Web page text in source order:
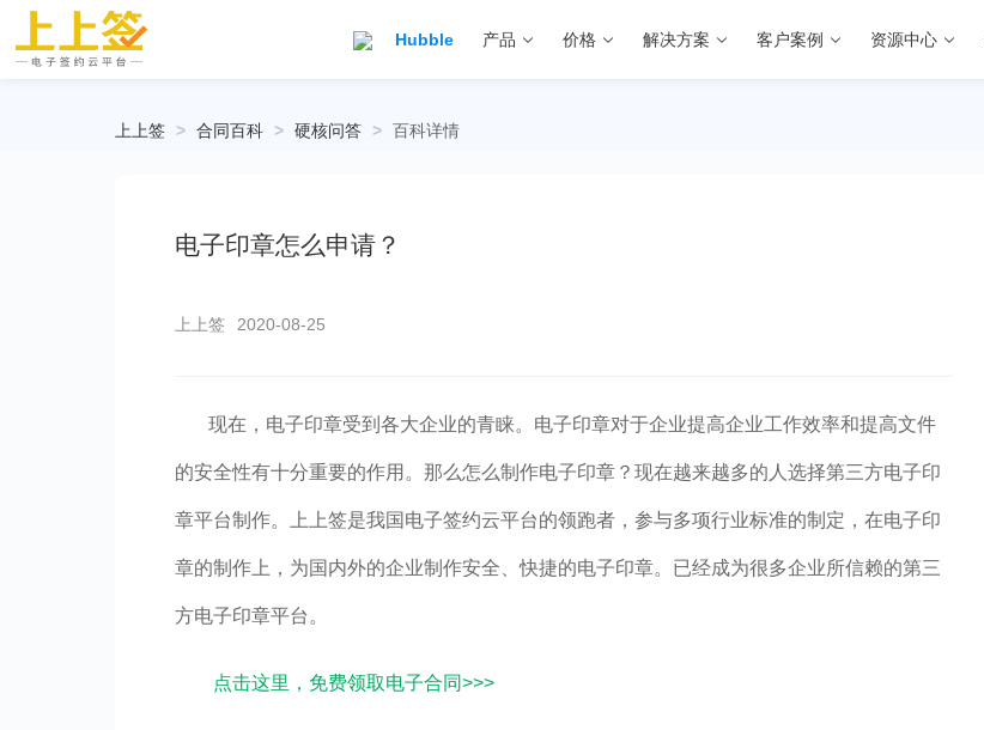
Hubble 产品 价格 解决方案 客户案例 资源中心
上上签 > 合同百科 > 硬核问答 > 百科详情
电子印章怎么申请？
上上签 2020-08-25
现在，电子印章受到各大企业的青睐。电子印章对于企业提高企业工作效率和提高文件
的安全性有十分重要的作用。那么怎么制作电子印章？现在越来越多的人选择第三方电子印
章平台制作。上上签是我国电子签约云平台的领跑者，参与多项行业标准的制定，在电子印
章的制作上，为国内外的企业制作安全、快捷的电子印章。已经成为很多企业所信赖的第三
方电子印章平台。
点击这里，免费领取电子合同>>>